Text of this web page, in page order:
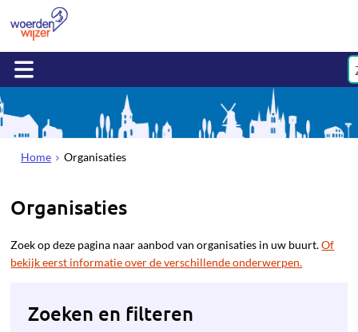
Home Organisaties
Organisaties
Zoek op deze pagina naar aanbod van organisaties in uw buurt.Of
bekijk eerst informatie over de verschillende onderwerpen.
Zoeken en filteren